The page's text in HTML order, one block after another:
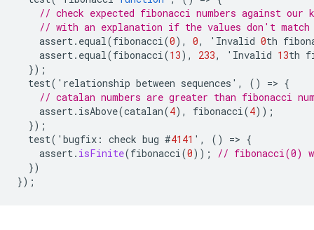
// check expected fibonacci numbers against our
// with an explanation if the values don't match
assert. equal(fibonacci(0), 0, ' Invalid 0th
assert. equal(fibonacci(13), 233, ' Invalid 13th
});
test( ' relationship between sequences ' , () => {
// catalan numbers are greater than fibonacci
assert. isAbove(catalan(4), fibonacci(4));
});
test( ' bugfix : check bug #4141 ' , () => {
assert. isFinite(fibonacci(0));
// fibonacci(0)
})
});